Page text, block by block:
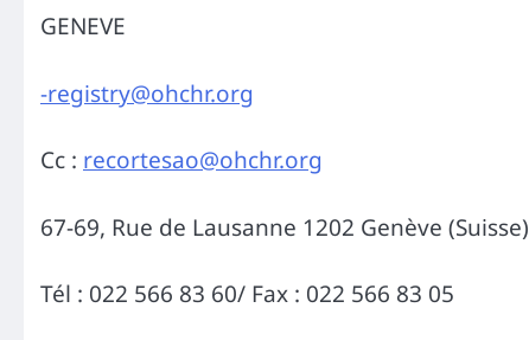
GENEVE
-registry@ohchr.org
Cc : recortesao@ohchr.org
67-69, Rue de Lausanne 1202 Genève (Suisse)
Tél : 022 566 83 60/ Fax : 022 566 83 05